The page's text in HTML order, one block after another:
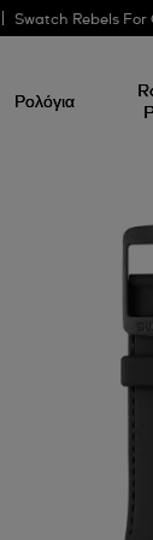
Swatch Rebels For
Ρολόγια